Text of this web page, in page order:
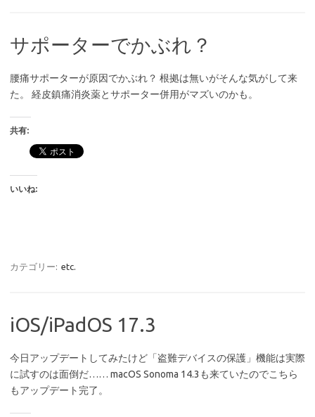
サポーターでかぶれ？
腰痛サポーターが原因でかぶれ？ 根拠は無いがそんな気がして来
た。 経皮鎮痛消炎薬とサポーター併用がマズいのかも。
共有:
いいね:
カテゴリー: etc.
iOS/iPadOS 17.3
今日アップデートしてみたけど「盗難デバイスの保護」機能は実際
に試すのは面倒だ…… macOS Sonoma 14.3も来ていたのでこちら
もアップデート完了。